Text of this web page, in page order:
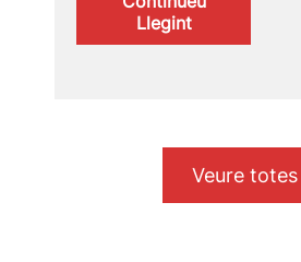
Llegint:
Conferencia
Veure totes